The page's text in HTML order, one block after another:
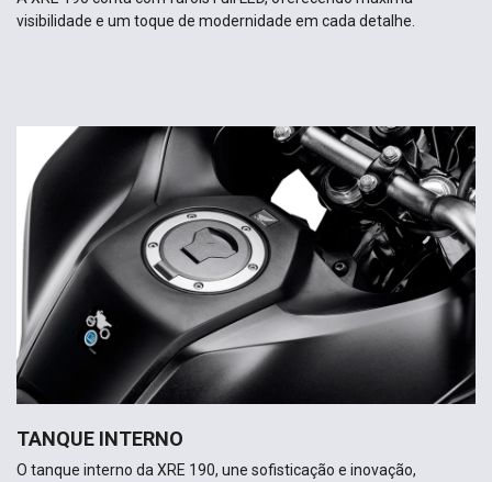
visibilidade e um toque de modernidade em cada detalhe.
TANQUE INTERNO
O tanque interno da XRE 190, une sofisticação e inovação,